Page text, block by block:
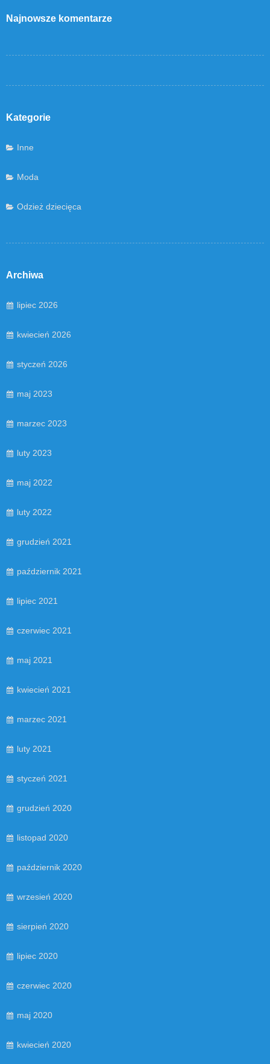
Najnowsze komentarze
Kategorie
Inne
Moda
Odzież dziecięca
Archiwa
lipiec 2026
kwiecień 2026
styczeń 2026
maj 2023
marzec 2023
luty 2023
maj 2022
luty 2022
grudzień 2021
październik 2021
lipiec 2021
czerwiec 2021
maj 2021
kwiecień 2021
marzec 2021
luty 2021
styczeń 2021
grudzień 2020
listopad 2020
październik 2020
wrzesień 2020
sierpień 2020
lipiec 2020
czerwiec 2020
maj 2020
kwiecień 2020